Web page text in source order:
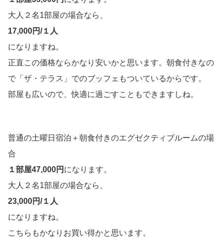
大人２名1部屋の場合なら、
17,000円/１人
になりますね。
正直この価格ならかなり安いかと思います。朝食付きなの
で「ザ・テラス」でのブッフェもついているからです。
部屋も広いので、快適に過ごすこともできますしね。
普通の土曜日宿泊＋朝食付きのエグゼクティブルームの場
合
１部屋47,000円 になります。
大人２名1部屋の場合なら、
23,000円/１人
になりますね。
こちらもかなりお買い得かと思います。